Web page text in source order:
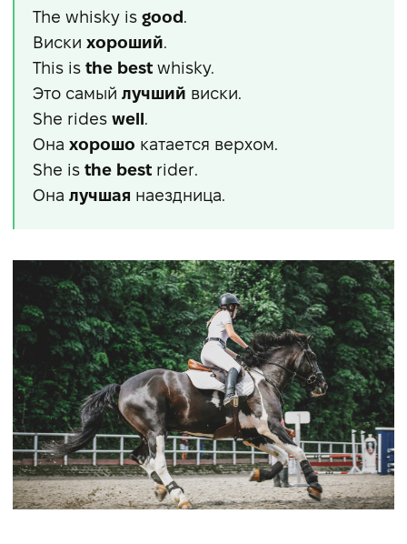
The whisky is good.
Виски хороший.
This is the best whisky.
Это самый лучший виски.
She rides well.
Она хорошо катается верхом.
She is the best rider.
Она лучшая наездница.